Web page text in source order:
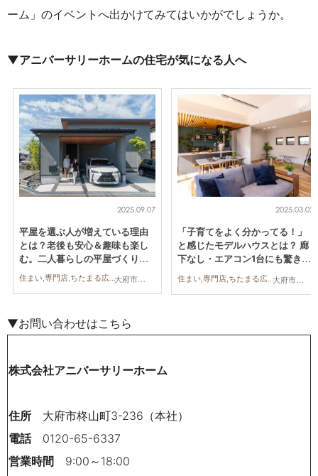
ーム」のイベントへ出かけてみてはいかがでしょうか。
▼アニバーサリーホームの住宅が気になる人へ
大府市,知多市
2025.09.07
平屋を選ぶ人が増えている理由
とは？老後も安心＆趣味も楽し
む。二人暮らしの平屋づくり／
ちたまる広告
住まい,専門店,ちたまる広告,親子,夫婦,家族 大府市,知多市
2025.03.02
「子育てをよく分かってる！」
と感じたモデルハウスとは？ 廊
下なし・エアコン1台にも驚き／
ちたまる広告
住まい,専門店,ちたまる広告,親子,夫婦,家族
▼お問い合わせはこちら
株式会社アニバーサリーホーム
住所 大府市柊山町3-236（本社）
電話0120-65-6337
営業時間 9:00～18:00